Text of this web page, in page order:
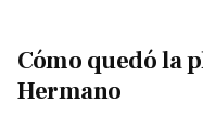
Cómo quedó la
Hermano